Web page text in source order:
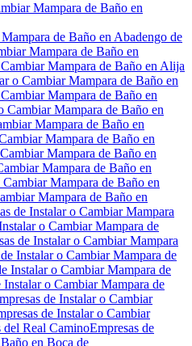
Mampara de Baño en
de Baño en Abadengo de
Mampara de Baño en
Mampara de Baño en Alija
o Cambiar Mampara de Baño en
Mampara de Baño en
Cambiar Mampara de Baño en
Mampara de Baño en
Mampara de Baño en
Mampara de Baño en
Mampara de Baño en
Mampara de Baño en
Mampara de Baño en
de Instalar o Cambiar Mampara
o Cambiar Mampara de
de Instalar o Cambiar Mampara
Instalar o Cambiar Mampara de
Instalar o Cambiar Mampara de
Instalar o Cambiar Mampara de
de Instalar o Cambiar
de Instalar o Cambiar
del Real CaminoEmpresas de
en Boca de